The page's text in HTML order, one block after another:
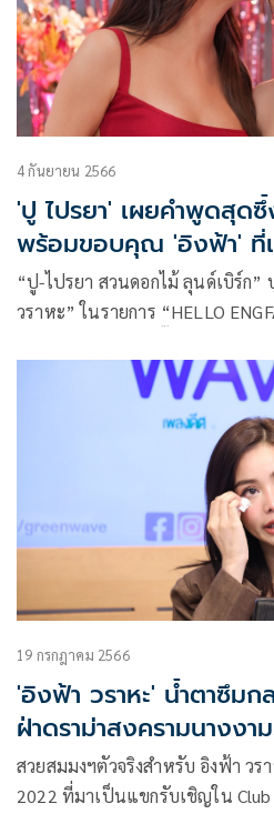
4 กันยายน 2566
'ปู ไปรยา' เผยคำพูดสุด
พร้อมขอบคุณ 'อิงฟ้า' ที่
“ปู-ไปรยา สวนดอกไม้ ลุนด์เบิร์ก”
วราหะ” ในรายการ “HELLO
ไปรยา มานานแล้ว โดยในรายการ
ได้เผยถึงวินาทีถูกขอแต่งงานว่า
19 กรกฎาคม 2566
'อิงฟ้า วราหะ' น้ำตาซึมก
ฝ่าดราม่าสงครามนางงา
สวยสมมงฯตัวจริงสำหรับ อิงฟ้า ว
2022 ที่มาเป็นแขกรับเชิญใน Club